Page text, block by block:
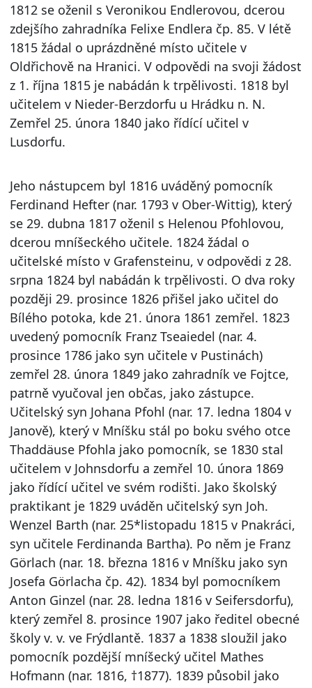
1812 se oženil s Veronikou Endlerovou, dcerou
zdejšího zahradníka Felixe Endlera čp. 85. V létě
1815 žádal o uprázdněné místo učitele v
Oldřichově na Hranici. V odpovědi na svoji žádost
z 1. října 1815 je nabádán k trpělivosti. 1818 byl
učitelem v Nieder-Berzdorfu u Hrádku n. N.
Zemřel 25. února 1840 jako řídící učitel v
Lusdorfu.
Jeho nástupcem byl 1816 uváděný pomocník
Ferdinand Hefter (nar. 1793 v Ober-Wittig), který
se 29. dubna 1817 oženil s Helenou Pfohlovou,
dcerou mníšeckého učitele. 1824 žádal o
učitelské místo v Grafensteinu, v odpovědi z 28.
srpna 1824 byl nabádán k trpělivosti. O dva roky
později 29. prosince 1826 přišel jako učitel do
Bílého potoka, kde 21. února 1861 zemřel. 1823
uvedený pomocník Franz Tseaiedel (nar. 4.
prosince 1786 jako syn učitele v Pustinách)
zemřel 28. února 1849 jako zahradník ve Fojtce,
patrně vyučoval jen občas, jako zástupce.
Učitelský syn Johana Pfohl (nar. 17. ledna 1804 v
Janově), který v Mníšku stál po boku svého otce
Thaddäuse Pfohla jako pomocník, se 1830 stal
učitelem v Johnsdorfu a zemřel 10. února 1869
jako řídící učitel ve svém rodišti. Jako školský
praktikant je 1829 uváděn učitelský syn Joh.
Wenzel Barth (nar. 25*listopadu 1815 v Pnakráci,
syn učitele Ferdinanda Bartha). Po něm je Franz
Görlach (nar. 18. března 1816 v Mníšku jako syn
Josefa Görlacha čp. 42). 1834 byl pomocníkem
Anton Ginzel (nar. 28. ledna 1816 v Seifersdorfu),
který zemřel 8. prosince 1907 jako ředitel obecné
školy v. v. ve Frýdlantě. 1837 a 1838 sloužil jako
pomocník pozdější mníšecký učitel Mathes
Hofmann (nar. 1816, †1877). 1839 působil jako